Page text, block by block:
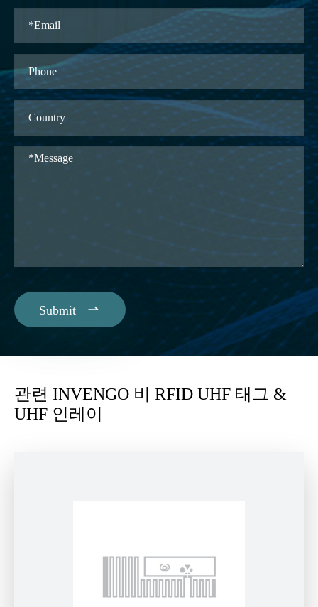
Submit 
관련 INVENGO 비 RFID UHF 태그 &
UHF 인레이